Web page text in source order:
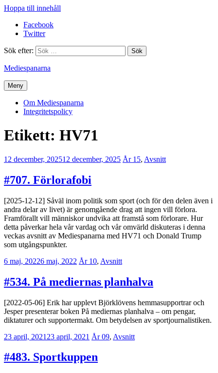
Hoppa till innehåll
Facebook
Twitter
Sök efter:
Mediespanarna
Meny
Om Mediespanarna
Integritetspolicy
Etikett: HV71
12 december, 202512 december, 2025 Jesper
År 15, Avsnitt
#707. Förlorafobi
[2025-12-12] Såväl inom politik som sport (och för den delen även i
andra delar av livet) är genomgående drag att ingen vill förlora.
Framförallt vill människor undvika att framstå som förlorare. Hur
detta påverkar hela vår vardag och vår omvärld diskuteras i denna
veckas avsnitt av Mediespanarna med HV71 och Donald Trump
som utgångspunkter.
6 maj, 20226 maj, 2022 Erik
År 10, Avsnitt
#534. På mediernas planhalva
[2022-05-06] Erik har upplevt Björklövens hemmasupportrar och
Jesper presenterar boken På mediernas planhalva – om pengar,
diktaturer och supportermakt. Om betydelsen av sportjournalistiken.
23 april, 2021 23 april, 2021 Erik
År 09, Avsnitt
#483. Sportkuppen